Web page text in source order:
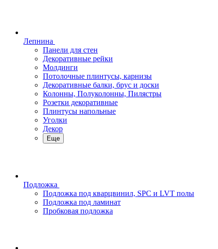
Лепнина
Панели для стен
Декоративные рейки
Молдинги
Потолочные плинтусы, карнизы
Декоративные балки, брус и доски
Колонны, Полуколонны, Пилястры
Розетки декоративные
Плинтусы напольные
Уголки
Декор
Еще
Подложка
Подложка под кварцвинил, SPC и LVT полы
Подложка под ламинат
Пробковая подложка